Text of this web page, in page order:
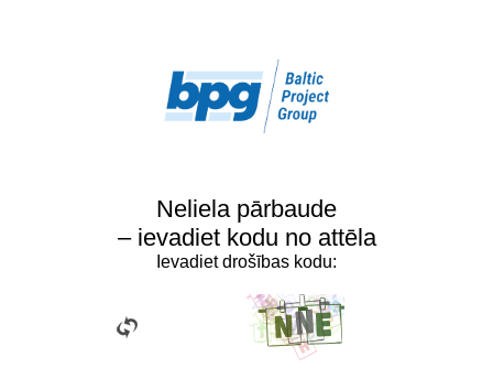
Neliela pārbaude
– ievadiet kodu no attēla
Ievadiet drošības kodu: